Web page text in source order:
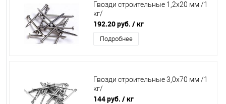
Гвозди строительные 1,2х20 мм /1
кг/
192.20 руб. / кг
Подробнее
Гвозди строительные 3,0х70 мм /1
кг/
144 руб. / кг